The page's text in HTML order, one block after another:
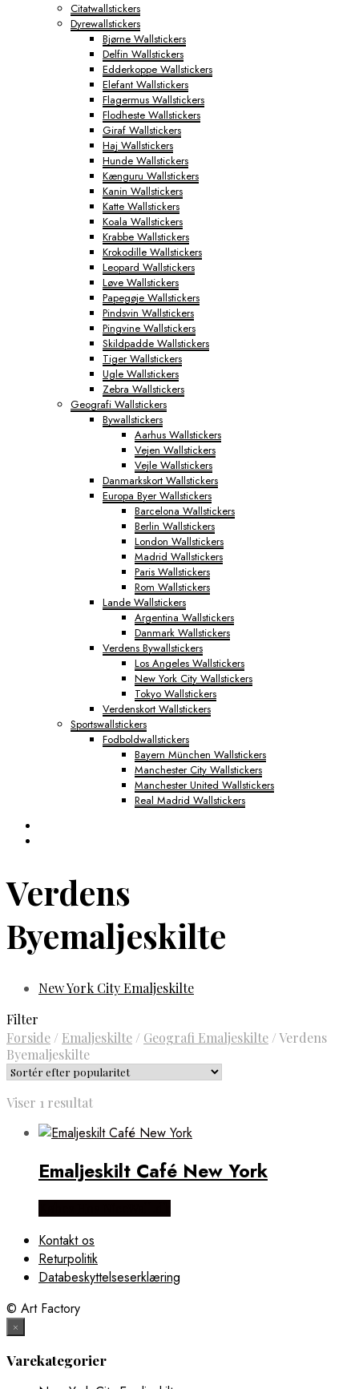
Citatwallstickers
Dyrewallstickers
Bjørne Wallstickers
Delfin Wallstickers
Edderkoppe Wallstickers
Elefant Wallstickers
Flagermus Wallstickers
Flodheste Wallstickers
Giraf Wallstickers
Haj Wallstickers
Hunde Wallstickers
Kænguru Wallstickers
Kanin Wallstickers
Katte Wallstickers
Koala Wallstickers
Krabbe Wallstickers
Krokodille Wallstickers
Leopard Wallstickers
Løve Wallstickers
Papegøje Wallstickers
Pindsvin Wallstickers
Pingvine Wallstickers
Skildpadde Wallstickers
Tiger Wallstickers
Ugle Wallstickers
Zebra Wallstickers
Geografi Wallstickers
Bywallstickers
Aarhus Wallstickers
Vejen Wallstickers
Vejle Wallstickers
Danmarkskort Wallstickers
Europa Byer Wallstickers
Barcelona Wallstickers
Berlin Wallstickers
London Wallstickers
Madrid Wallstickers
Paris Wallstickers
Rom Wallstickers
Lande Wallstickers
Argentina Wallstickers
Danmark Wallstickers
Verdens Bywallstickers
Los Angeles Wallstickers
New York City Wallstickers
Tokyo Wallstickers
Verdenskort Wallstickers
Sportswallstickers
Fodboldwallstickers
Bayern München Wallstickers
Manchester City Wallstickers
Manchester United Wallstickers
Real Madrid Wallstickers
Verdens
Byemaljeskilte
New York City Emaljeskilte
Filter
Forside / Emaljeskilte / Geografi Emaljeskilte /Verdens
Byemaljeskilte
Viser 1 resultat
Emaljeskilt Café New York
Kontakt os
Returpolitik
Databeskyttelseserklæring
© Art Factory
×
Varekategorier